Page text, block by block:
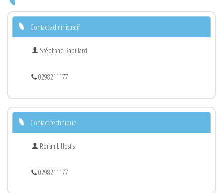
Contact administratif
Stéphane Rabillard
0298211177
Contact technique
Ronan L'Hostis
0298211177